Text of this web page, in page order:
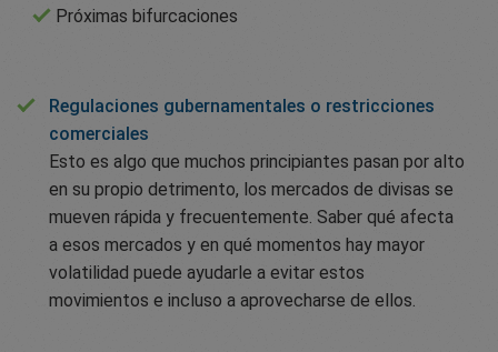
Próximas bifurcaciones
Regulaciones gubernamentales o restricciones
comerciales
Esto es algo que muchos principiantes pasan por alto
en su propio detrimento, los mercados de divisas se
mueven rápida y frecuentemente. Saber qué afecta
a esos mercados y en qué momentos hay mayor
volatilidad puede ayudarle a evitar estos
movimientos e incluso a aprovecharse de ellos.